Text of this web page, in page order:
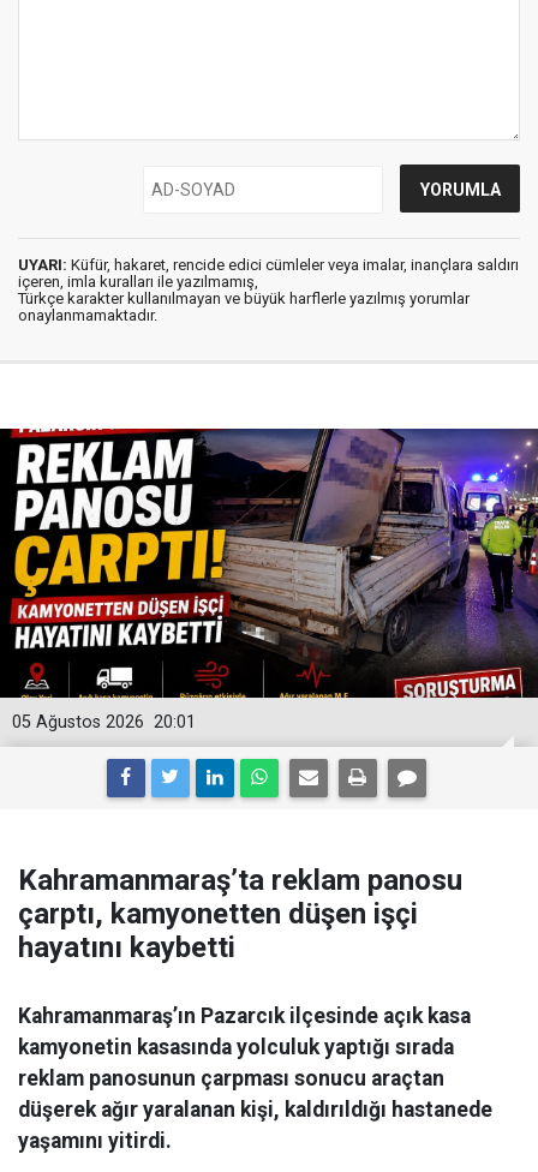
UYARI: Küfür, hakaret, rencide edici cümleler veya imalar, inançlara saldırı
içeren, imla kuralları ile yazılmamış,
Türkçe karakter kullanılmayan ve büyük harflerle yazılmış yorumlar
onaylanmamaktadır.
20:01
05 Ağustos 2026
Kahramanmaraş’ta reklam panosu
çarptı, kamyonetten düşen işçi
hayatını kaybetti
Kahramanmaraş’ın Pazarcık ilçesinde açık kasa
kamyonetin kasasında yolculuk yaptığı sırada
reklam panosunun çarpması sonucu araçtan
düşerek ağır yaralanan kişi, kaldırıldığı hastanede
yaşamını yitirdi.